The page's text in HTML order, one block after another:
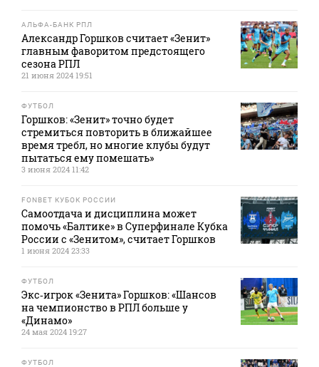
АЛЬФА-БАНК РПЛ
Александр Горшков считает «Зенит»
главным фаворитом предстоящего
сезона РПЛ
21 июня 2024 19:51
ФУТБОЛ
Горшков: «Зенит» точно будет
стремиться повторить в ближайшее
время требл, но многие клубы будут
пытаться ему помешать»
3 июня 2024 11:42
FONBET КУБОК РОССИИ
Самоотдача и дисциплина может
помочь «Балтике» в Суперфинале Кубка
России с «Зенитом», считает Горшков
1 июня 2024 23:33
ФУТБОЛ
Экс‑игрок «Зенита» Горшков: «Шансов
на чемпионство в РПЛ больше у
«Динамо»
24 мая 2024 19:27
ФУТБОЛ